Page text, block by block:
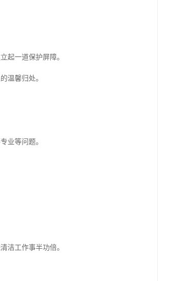
起一道保护屏障。
温馨归处。
业等问题。
洁工作事半功倍。